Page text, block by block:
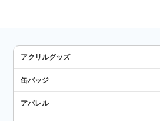
アクリルグッズ
缶バッジ
アパレル